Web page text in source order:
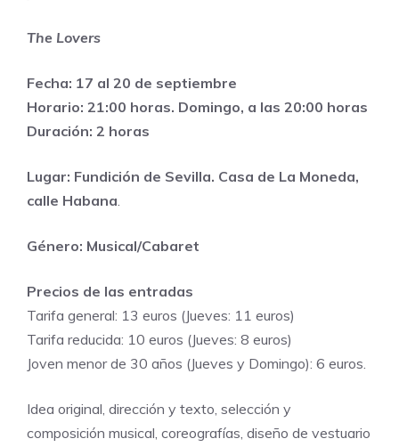
The Lovers
Fecha: 17 al 20 de septiembre
Horario: 21:00 horas. Domingo, a las 20:00 horas
Duración: 2 horas
Lugar: Fundición de Sevilla. Casa de La Moneda,
calle Habana.
Género: Musical/Cabaret
Precios de las entradas
Tarifa general: 13 euros (Jueves: 11 euros)
Tarifa reducida: 10 euros (Jueves: 8 euros)
Joven menor de 30 años (Jueves y Domingo): 6 euros.
Idea original, dirección y texto, selección y
composición musical, coreografías, diseño de vestuario